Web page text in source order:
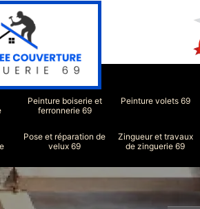
Peinture boiserie et
ferronnerie 69
Peinture volets 69
Pose et réparation de
velux 69
Zingueur et travaux
de zinguerie 69